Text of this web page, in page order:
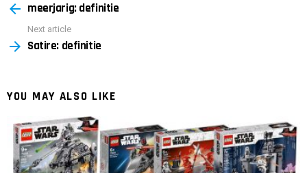
more meerjarig: definitie
Next article
Satire: definitie
YOU MAY ALSO LIKE